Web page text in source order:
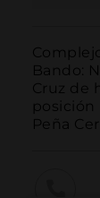
Bando:
Cruz de
Peña